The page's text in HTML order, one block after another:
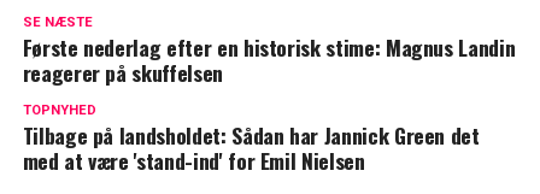
Kate vil ikke tilgive
Blachman åbner op om sårbart emne: Her
SE NÆSTE
Første nederlag efter en historisk stime: Magnus Landin
reagerer på skuffelsen
TOPNYHED
Tilbage på landsholdet: Sådan har Jannick Green det
med at være 'stand-ind' for Emil Nielsen